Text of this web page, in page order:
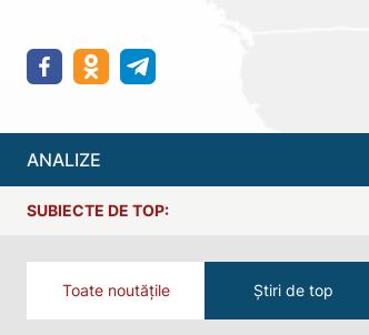
ANALIZE
SUBIECTE DE TOP:
Toate noutățile Știri de top